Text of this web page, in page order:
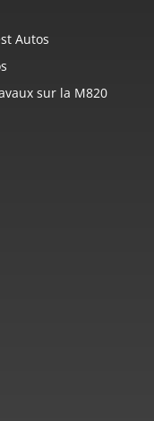
Autos
sur la M820